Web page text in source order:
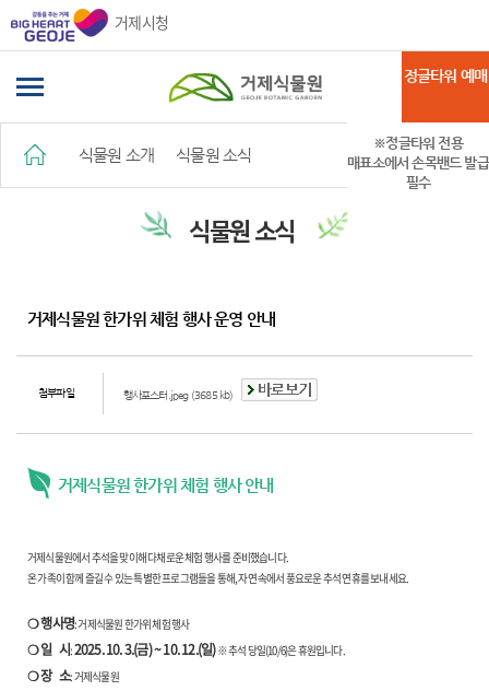
거제시청
정글타워 예매
※정글타워 전용
매표소에서 손목밴드 발급
필수
식물원 소개 식물원 소식
식물원 소식
거제식물원 한가위 체험 행사 운영 안내
첨부파일 행사포스터.jpeg (3685 kb)
거제식물원 한가위 체험 행사 안내
거제식물원에서 추석을 맞이해 다채로운 체험 행사를 준비했습니다.
온 가족이 함께 즐길 수 있는 특별한 프로그램들을 통해, 자연 속에서 풍요로운 추석 연휴를 보내세요.
❍ 행사명: 거제식물원 한가위 체험 행사
❍ 일 시:2025. 10. 3.(금) ~ 10. 12.(일)※ 추석 당일(10/6)은 휴원입니다.
❍ 장 소: 거제식물원